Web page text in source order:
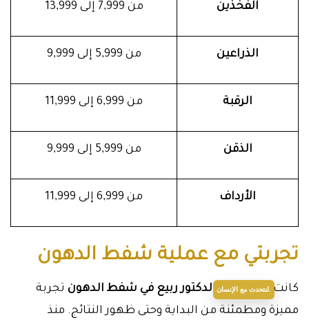
الفخذين من 7,999 إلى 13,999
الذراعين من 5,999 إلى 9,999
الرقبة من 6,999 إلى 11,999
الذقن من 5,999 إلى 9,999
الأرداف من 6,999 إلى 11,999
تجربتي مع عملية شفط الدهون
كانت تجربتي مع الدكتور ربيع في شفط الدهون تجربة
مميزة ومطمئنة من البداية وحتى ظهور النتائج. منذ